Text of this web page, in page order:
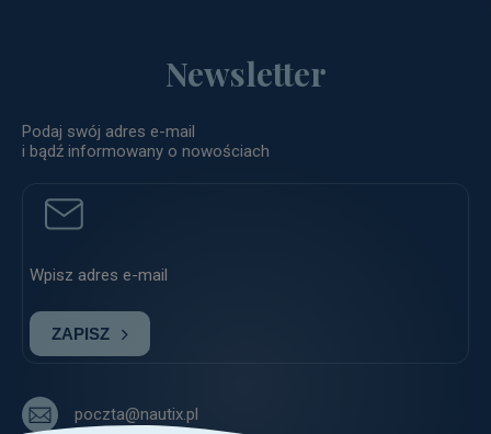
Newsletter
Podaj swój adres e-mail
i bądź informowany o nowościach
ZAPISZ
poczta@nautix.pl